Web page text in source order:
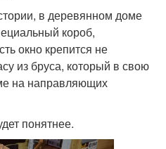
в деревянном доме
короб,
окно крепится не
из бруса, который в свою
на направляющих
понятнее.